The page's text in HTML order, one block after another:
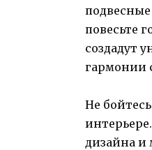
повесьте
создадут
гармонии
Не
дизайна и